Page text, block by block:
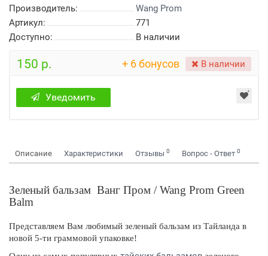
Производитель:
Wang Prom
Артикул:
771
Доступно:
В наличии
150 р. + 6 бонусов В наличии
Уведомить
Описание Характеристики Отзывы 0 Вопрос - Ответ 0
Зеленый бальзам Ванг Пром / Wang Prom Green
Balm
Представляем Вам любимый зеленый бальзам из Тайланда в
новой 5-ти граммовой упаковке!